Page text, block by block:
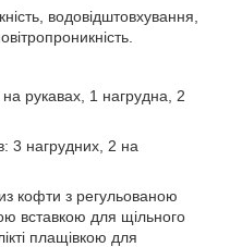
водовідштовхування,
рукавах, 1 нагрудна, 2
3 нагрудних, 2 на
кофти з регульованою
вставкою для щільного
плащівкою для